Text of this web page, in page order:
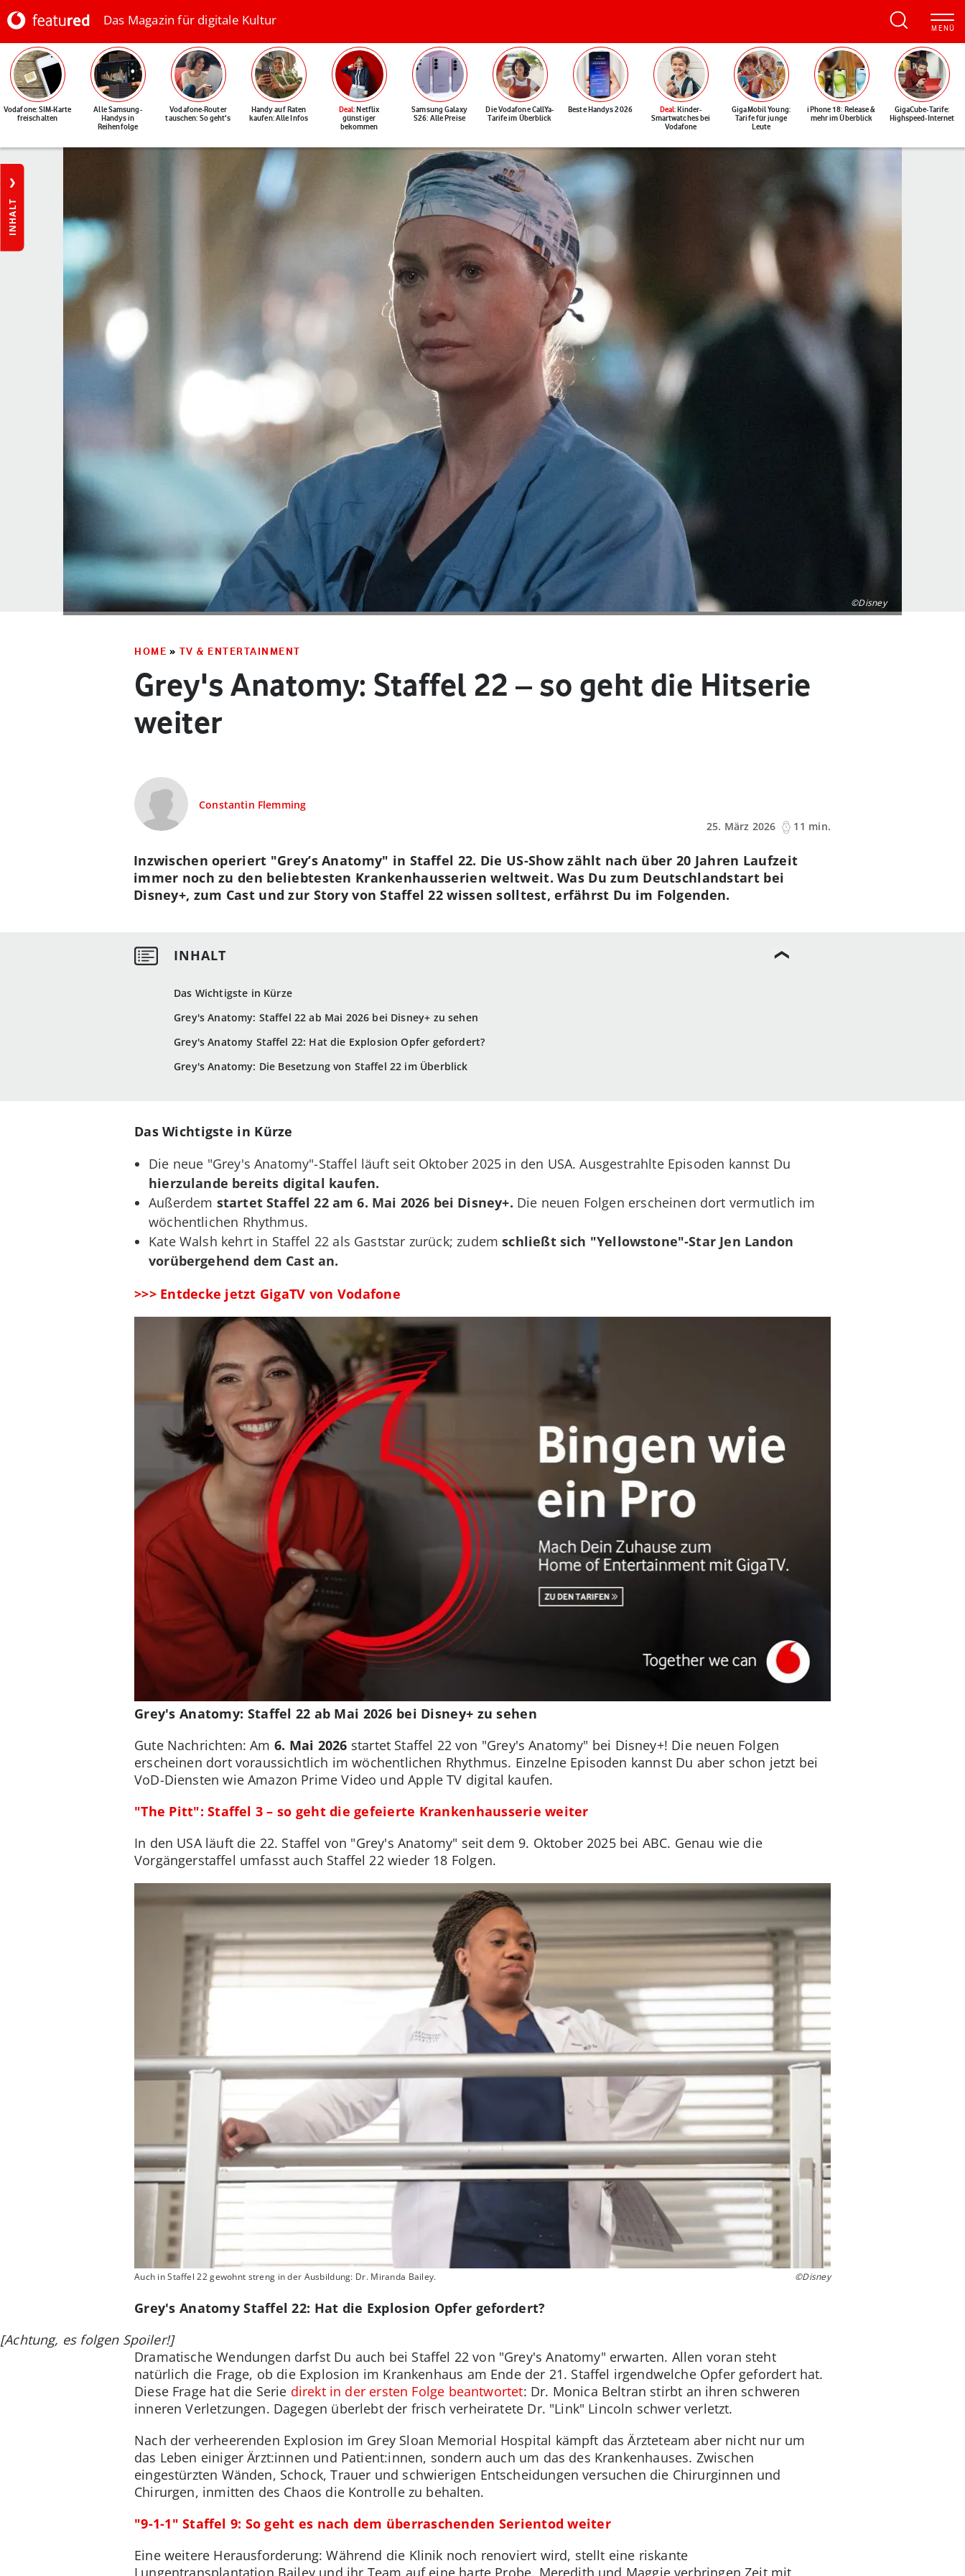
Das Magazin für digitale Kultur
Vodafone: SIM-Karte
freischalten
Alle Samsung-
Handys in
Reihenfolge
Vodafone-Router
tauschen: So geht's
Handy auf Raten
kaufen: Alle Infos
Deal: Netflix
günstiger
bekommen
Samsung Galaxy
S26: Alle Preise
Die Vodafone CallYa-
Tarife im Überblick
Beste Handys 2026 Deal: Kinder-
Smartwatches bei
Vodafone
GigaMobil Young:
Tarife für junge
Leute
iPhone 18: Release &
mehr im Überblick
GigaCube-Tarife:
Highspeed-Internet
INHALT
©Disney
HOME » TV & ENTERTAINMENT
Grey's Anatomy: Staffel 22 – so geht die Hitserie
weiter
Constantin Flemming
25. März 2026
11 min.
Das Wichtigste in Kürze
Grey's Anatomy: Staffel 22 ab Mai 2026 bei Disney+ zu sehen
Grey's Anatomy Staffel 22: Hat die Explosion Opfer gefordert?
Grey's Anatomy: Die Besetzung von Staffel 22 im Überblick
Inzwischen operiert "Grey’s Anatomy" in Staffel 22. Die US-Show zählt nach über 20 Jahren Laufzeit
immer noch zu den beliebtesten Krankenhausserien weltweit. Was Du zum Deutschlandstart bei
Disney+, zum Cast und zur Story von Staffel 22 wissen solltest, erfährst Du im Folgenden.
Das Wichtigste in Kürze
Die neue "Grey's Anatomy"-Staffel läuft seit Oktober 2025 in den USA. Ausgestrahlte Episoden kannst Du
hierzulande bereits digital kaufen.
Außerdem startet Staffel 22 am 6. Mai 2026 bei Disney+. Die neuen Folgen erscheinen dort vermutlich im
wöchentlichen Rhythmus.
Kate Walsh kehrt in Staffel 22 als Gaststar zurück; zudemschließt sich "Yellowstone"-Star Jen Landon
vorübergehend dem Cast an.
>>> Entdecke jetzt GigaTV von Vodafone
Grey's Anatomy: Staffel 22 ab Mai 2026 bei Disney+ zu sehen
Gute Nachrichten: Am 6. Mai 2026 startet Staffel 22 von "Grey's Anatomy" bei Disney+! Die neuen Folgen
erscheinen dort voraussichtlich im wöchentlichen Rhythmus. Einzelne Episoden kannst Du aber schon jetzt bei
VoD-Diensten wie Amazon Prime Video und Apple TV digital kaufen.
"The Pitt": Staffel 3 – so geht die gefeierte Krankenhausserie weiter
In den USA läuft die 22. Staffel von "Grey's Anatomy" seit dem 9. Oktober 2025 bei ABC. Genau wie die
Vorgängerstaffel umfasst auch Staffel 22 wieder 18 Folgen.
Auch in Staffel 22 gewohnt streng in der Ausbildung: Dr. Miranda Bailey. ©Disney
Grey's Anatomy Staffel 22: Hat die Explosion Opfer gefordert?
[Achtung, es folgen Spoiler!]
Dramatische Wendungen darfst Du auch bei Staffel 22 von "Grey's Anatomy" erwarten. Allen voran steht
natürlich die Frage, ob die Explosion im Krankenhaus am Ende der 21. Staffel irgendwelche Opfer gefordert hat.
Diese Frage hat die Serie direkt in der ersten Folge beantwortet: Dr. Monica Beltran stirbt an ihren schweren
inneren Verletzungen. Dagegen überlebt der frisch verheiratete Dr. "Link" Lincoln schwer verletzt.
Nach der verheerenden Explosion im Grey Sloan Memorial Hospital kämpft das Ärzteteam aber nicht nur um
das Leben einiger Ärzt:innen und Patient:innen, sondern auch um das des Krankenhauses. Zwischen
eingestürzten Wänden, Schock, Trauer und schwierigen Entscheidungen versuchen die Chirurginnen und
Chirurgen, inmitten des Chaos die Kontrolle zu behalten.
"9-1-1" Staffel 9: So geht es nach dem überraschenden Serientod weiter
Eine weitere Herausforderung: Während die Klinik noch renoviert wird, stellt eine riskante
Lungentransplantation Bailey und ihr Team auf eine harte Probe. Meredith und Maggie verbringen Zeit mit